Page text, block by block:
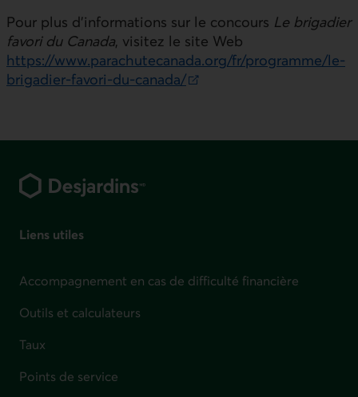
Pour plus d’informations sur le concours Le brigadier
favori du Canada, visitez le site Web
https://www.parachutecanada.org/fr/programme/le-
brigadier-favori-du-canada/
Liens utiles
Accompagnement en cas de difficulté financière
Outils et calculateurs
Taux
Points de service